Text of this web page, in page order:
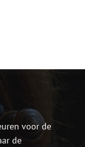
voor de
de